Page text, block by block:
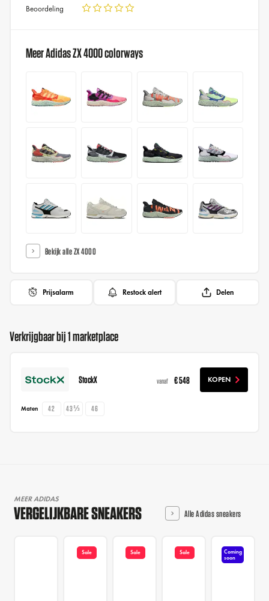
Beoordeling
Meer Adidas ZX 4000 colorways
Bekijk alle ZX 4000
Prijsalarm Restock alert Delen
Verkrijgbaar bij 1 marketplace
StockX vanaf € 548 KOPEN
Maten 42 43⅓ 46
MEER ADIDAS
VERGELIJKBARE SNEAKERS Alle Adidas sneakers
Sale Sale Sale
Coming
soon